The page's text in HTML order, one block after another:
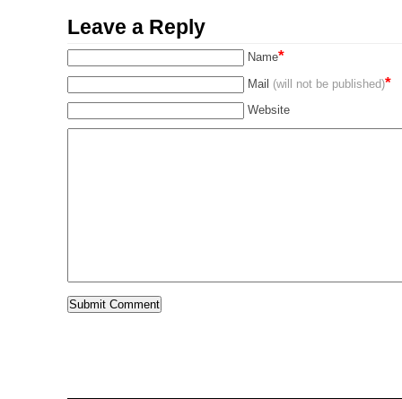
Leave a Reply
Name*
Mail (will not be published)*
Website